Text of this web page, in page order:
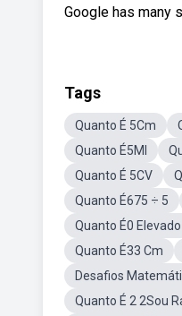
Google has many
Tags
Quanto É 5Cm
Quanto É5Ml
Quanto É 5CV
Quanto É675 ÷ 5
Quanto É0
Quanto É33 Cm
Desafios
Quanto É 2 2Sou